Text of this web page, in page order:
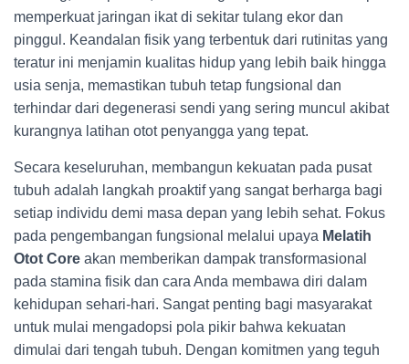
memperkuat jaringan ikat di sekitar tulang ekor dan
pinggul. Keandalan fisik yang terbentuk dari rutinitas yang
teratur ini menjamin kualitas hidup yang lebih baik hingga
usia senja, memastikan tubuh tetap fungsional dan
terhindar dari degenerasi sendi yang sering muncul akibat
kurangnya latihan otot penyangga yang tepat.
Secara keseluruhan, membangun kekuatan pada pusat
tubuh adalah langkah proaktif yang sangat berharga bagi
setiap individu demi masa depan yang lebih sehat. Fokus
pada pengembangan fungsional melalui upaya Melatih
Otot Core akan memberikan dampak transformasional
pada stamina fisik dan cara Anda membawa diri dalam
kehidupan sehari-hari. Sangat penting bagi masyarakat
untuk mulai mengadopsi pola pikir bahwa kekuatan
dimulai dari tengah tubuh. Dengan komitmen yang teguh